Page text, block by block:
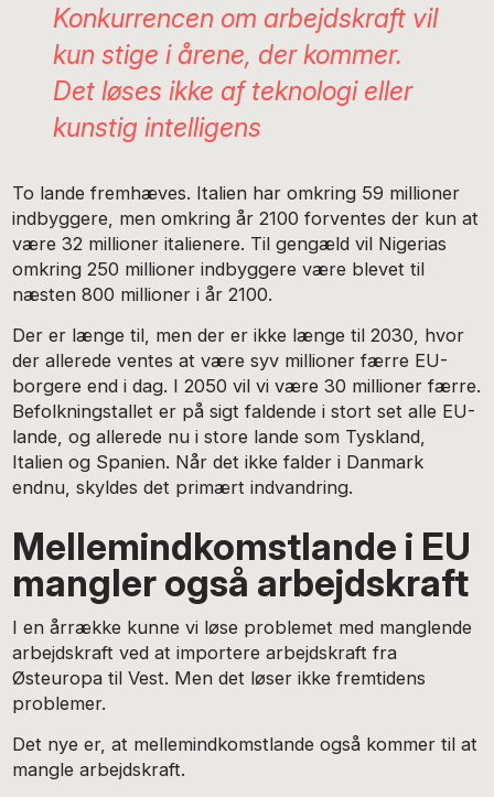
Konkurrencen om arbejdskraft vil
kun stige i årene, der kommer.
Det løses ikke af teknologi eller
kunstig intelligens
To lande fremhæves. Italien har omkring 59 millioner
indbyggere, men omkring år 2100 forventes der kun at
være 32 millioner italienere. Til gengæld vil Nigerias
omkring 250 millioner indbyggere være blevet til
næsten 800 millioner i år 2100.
Der er længe til, men der er ikke længe til 2030, hvor
der allerede ventes at være syv millioner færre EU-
borgere end i dag. I 2050 vil vi være 30 millioner færre.
Befolkningstallet er på sigt faldende i stort set alle EU-
lande, og allerede nu i store lande som Tyskland,
Italien og Spanien. Når det ikke falder i Danmark
endnu, skyldes det primært indvandring.
Mellemindkomstlande i EU
mangler også arbejdskraft
I en årrække kunne vi løse problemet med manglende
arbejdskraft ved at importere arbejdskraft fra
Østeuropa til Vest. Men det løser ikke fremtidens
problemer.
Det nye er, at mellemindkomstlande også kommer til at
mangle arbejdskraft.